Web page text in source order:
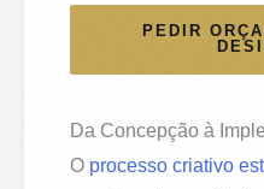
PEDIR
Da Concepção à
O processo criativo